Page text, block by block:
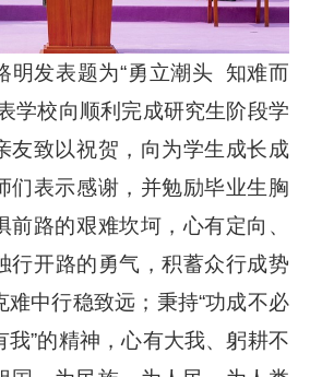
明发表题为“勇立潮头 知难而
学校向顺利完成研究生阶段学
友致以祝贺，向为学生成长成
们表示感谢，并勉励毕业生胸
前路的艰难坎坷，心有定向、
行开路的勇气，积蓄众行成势
难中行稳致远；秉持“功成不必
”的精神，心有大我、躬耕不